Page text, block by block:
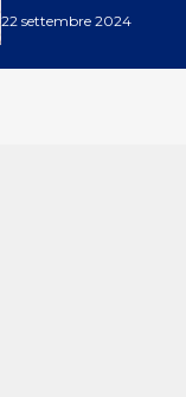
22 settembre 2024